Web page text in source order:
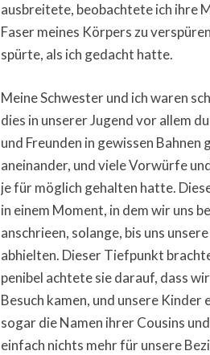
ausbreitete, beobachtete ich ihre
Faser meines Körpers zu
spürte, als ich gedacht hatte.
Meine Schwester und ich waren
dies in unserer Jugend vor allem
und Freunden in gewissen
aneinander, und viele Vorwürfe
je für möglich gehalten hatte.
in einem Moment, in dem wir uns
anschrieen, solange, bis uns
abhielten. Dieser Tiefpunkt
penibel achtete sie darauf, dass
Besuch kamen, und unsere Kinder
sogar die Namen ihrer Cousins
einfach nichts mehr für unsere